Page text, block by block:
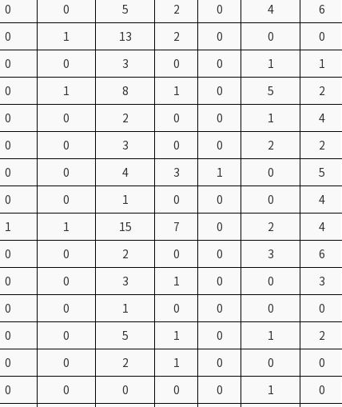
0 0 5 2 0 4 6
0 1 13 2 0 0 0
0 0 3 0 0 1 1
0 1 8 1 0 5 2
0 0 2 0 0 1 4
0 0 3 0 0 2 2
0 0 4 3 1 0 5
0 0 1 0 0 0 4
1 1 15 7 0 2 4
0 0 2 0 0 3 6
0 0 3 1 0 0 3
0 0 1 0 0 0 0
0 0 5 1 0 1 2
0 0 2 1 0 0 0
0 0 0 0 0 1 0